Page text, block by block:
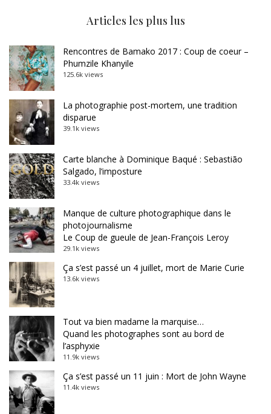
Articles les plus lus
Rencontres de Bamako 2017 : Coup de coeur –
Phumzile Khanyile
125.6k views
La photographie post-mortem, une tradition
disparue
39.1k views
Carte blanche à Dominique Baqué : Sebastião
Salgado, l’imposture
33.4k views
Manque de culture photographique dans le
photojournalisme
Le Coup de gueule de Jean-François Leroy
29.1k views
Ça s’est passé un 4 juillet, mort de Marie Curie
13.6k views
Tout va bien madame la marquise…
Quand les photographes sont au bord de
l’asphyxie
11.9k views
Ça s’est passé un 11 juin : Mort de John Wayne
11.4k views